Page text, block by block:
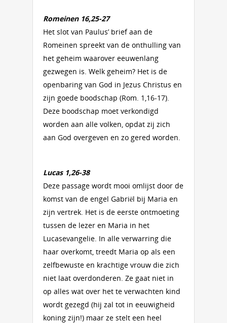
Romeinen 16,25-27
Het slot van Paulus’ brief aan de
Romeinen spreekt van de onthulling van
het geheim waarover eeuwenlang
gezwegen is. Welk geheim? Het is de
openbaring van God in Jezus Christus en
zijn goede boodschap (Rom. 1,16-17).
Deze boodschap moet verkondigd
worden aan alle volken, opdat zij zich
aan God overgeven en zo gered worden.
Lucas 1,26-38
Deze passage wordt mooi omlijst door de
komst van de engel Gabriël bij Maria en
zijn vertrek. Het is de eerste ontmoeting
tussen de lezer en Maria in het
Lucasevangelie. In alle verwarring die
haar overkomt, treedt Maria op als een
zelfbewuste en krachtige vrouw die zich
niet laat overdonderen. Ze gaat niet in
op alles wat over het te verwachten kind
wordt gezegd (hij zal tot in eeuwigheid
koning zijn!) maar ze stelt een heel